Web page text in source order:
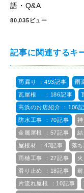
語・Q&A
80,035ビュー
記事に関連するキ
雨漏り ：493記事 雨
瓦屋根 ：186記事
高浜のお店紹介 ：106
防水工事 ：70記事
金属屋根 ：57記事
屋根材 ：43記事 落
雨樋工事 ：27記事
滑り止め ：18記事
片流れ屋根 ：10記事